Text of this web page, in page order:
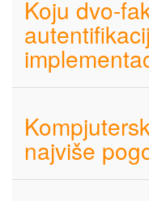
Koju dvo-
najviše